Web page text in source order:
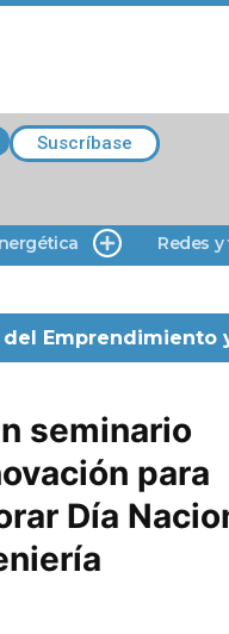
Suscríbase
Redes
Emprendimiento
seminario
para
Día